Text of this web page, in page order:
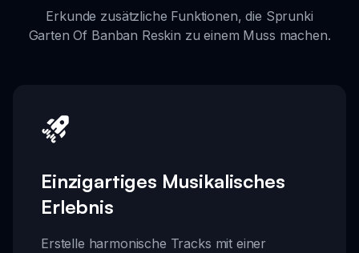
Erkunde zusätzliche Funktionen, die Sprunki
Garten Of Banban Reskin zu einem Muss machen.
Einzigartiges Musikalisches
Erlebnis
Erstelle harmonische Tracks mit einer